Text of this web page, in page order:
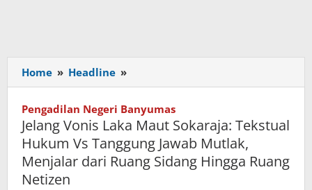
Home » Headline »
Vonis
Maut
Sokaraja:
Tekstual
Hukum
Pengadilan Negeri Banyumas
Jelang Vonis Laka Maut Sokaraja: Tekstual
Hukum Vs Tanggung Jawab Mutlak,
Menjalar dari Ruang Sidang Hingga Ruang
Netizen